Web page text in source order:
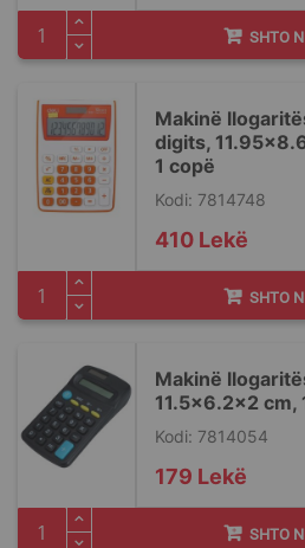
SHTO
Makinë
digits,
1 copë
Kodi: 7814748
410 Lekë
SHTO
Makinë
11.5x6.2x2 cm,
Kodi: 7814054
179 Lekë
SHTO